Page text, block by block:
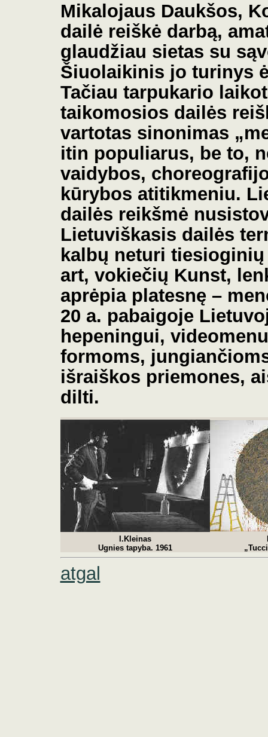
Mikalojaus Daukšos,
dailė reiškė darbą,
glaudžiau sietas su
Šiuolaikinis jo turinys
Tačiau tarpukario
taikomosios dailės
vartotas sinonimas „
itin populiarus, be to,
vaidybos,
kūrybos atitikmeniu.
dailės reikšmė
Lietuviškasis dailės
kalbų neturi
art, vokiečių Kunst,
aprėpia platesnę –
20 a. pabaigoje
hepeningui,
formoms,
išraiškos priemones,
dilti.
I.Kleinas
Ugnies tapyba. 1961
„
atgal